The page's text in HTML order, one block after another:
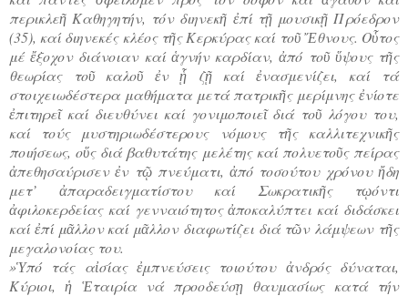
περικλεῆ Καθηγητήν, τόν διηνεκῆ ἐπί τῇ μουσικῇ Πρόεδρον
(35), καί διηνεκές κλέος τῆς Κερκύρας καί τοῦ Ἔθνους. Οὗτος
μέ ἔξοχον διάνοιαν καί ἁγνήν καρδίαν, ἀπό τοῦ ὕψους τῆς
θεωρίας τοῦ καλοῦ ἐν ᾗ ζῇ καί ἐνασμενίζει, καί τά
στοιχειωδέστερα μαθήματα μετά πατρικῆς μερίμνης ἐνίοτε
ἐπιτηρεῖ καί διευθύνει καί γονιμοποιεῖ διά τοῦ λόγου του,
καί τούς μυστηριωδέστερους νόμους τῆς καλλιτεχνικῆς
ποιήσεως, οὕς διά βαθυτάτης μελέτης καί πολυετοῦς πείρας
ἀπεθησαύρισεν ἐν τῷ πνεύματι, ἀπό τοσούτου χρόνου ἤδη
μετ’ ἀπαραδειγματίστου καί Σωκρατικῆς τῳόντι
ἀφιλοκερδείας καί γενναιότητος ἀποκαλύπτει καί διδάσκει
καί ἐπί μᾶλλον καί μᾶλλον διαφωτίζει διά τῶν λάμψεων τῆς
μεγαλονοίας του.
»Ὑπό τάς αἰσίας ἐμπνεύσεις τοιούτου ἀνδρός δύναται,
Κύριοι, ἡ Ἑταιρία νά προοδεύσῃ θαυμασίως κατά τήν